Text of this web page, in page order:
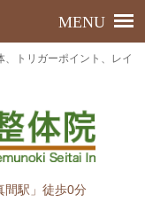
、トリガーポイント、レイ
駅」徒歩0分